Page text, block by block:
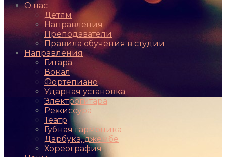
О нас
Детям
Направления
Преподаватели
Правила обучения в студии
Направления
Гитара
Вокал
Фортепиано
Ударная установка
Электрогитара
Режиссура
Театр
Губная гармоника
Дарбука, джембе
Хореография